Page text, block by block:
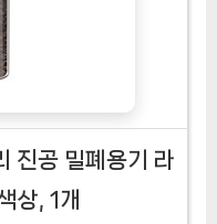
진공 밀폐용기 라
상, 1개